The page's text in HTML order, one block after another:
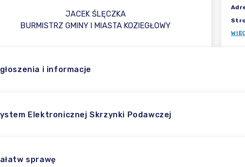
JACEK ŚLĘCZKA
BURMISTRZ GMINY I MIASTA KOZIEGŁOWY
i informacje
Elektronicznej Skrzynki Podawczej
sprawę